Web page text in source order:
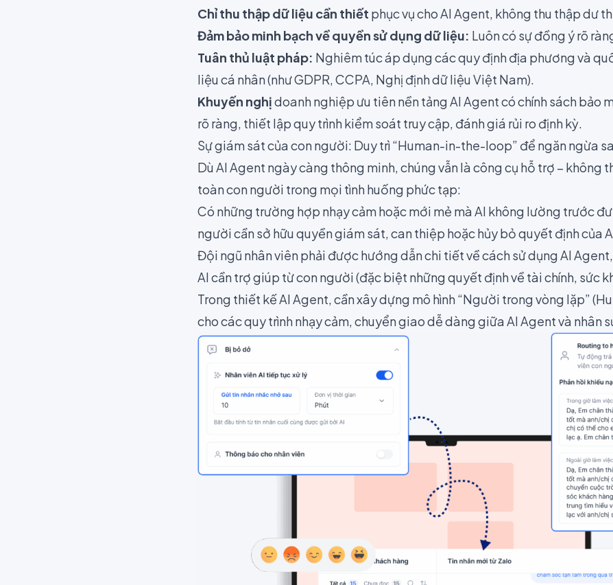
Chỉ thu thập dữ liệu cần thiết phục vụ cho AI Agent, không thu thập dư
Đảm bảo minh bạch về quyền sử dụng dữ liệu: Luôn có sự đồng ý rõ
Tuân thủ luật pháp: Nghiêm túc áp dụng các quy định địa phương và
liệu cá nhân (như GDPR, CCPA, Nghị định dữ liệu Việt Nam).
Khuyến nghịdoanh nghiệp ưu tiên nền tảng AI Agent có chính sách bảo
rõ ràng, thiết lập quy trình kiểm soát truy cập, đánh giá rủi ro định kỳ.
Sự giám sát của con người: Duy trì “Human-in-the-loop” để ngăn ngừa
Dù AI Agent ngày càng thông minh, chúng vẫn là công cụ hỗ trợ – không
toàn con người trong mọi tình huống phức tạp:
Có những trường hợp nhạy cảm hoặc mới mẻ mà AI không lường trước
người cần sở hữu quyền giám sát, can thiệp hoặc hủy bỏ quyết định của
Đội ngũ nhân viên phải được hướng dẫn chi tiết về cách sử dụng AI
AI cần trợ giúp từ con người (đặc biệt những quyết định về tài chính, sức
Trong thiết kế AI Agent, cần xây dựng mô hình “Người trong vòng lặp”
cho các quy trình nhạy cảm, chuyển giao dễ dàng giữa AI Agent và nhân